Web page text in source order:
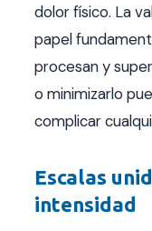
dolor físico. La
papel
procesan y
o minimizarlo
complicar
Escalas
intensidad